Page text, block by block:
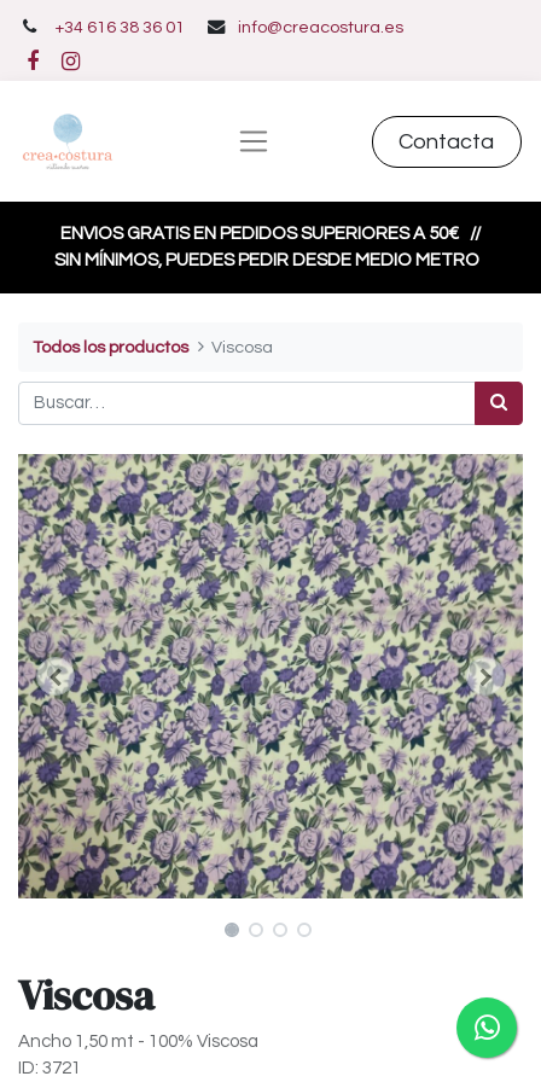
+34 616 38 36 01 info@creacostura.es
Contacta
ENVIOS GRATIS EN PEDIDOS SUPERIORES A 50€ //
SIN MÍNIMOS, PUEDES PEDIR DESDE MEDIO METRO
Todos los productos Viscosa
Viscosa
Ancho 1,50 mt - 100% Viscosa
ID: 3721